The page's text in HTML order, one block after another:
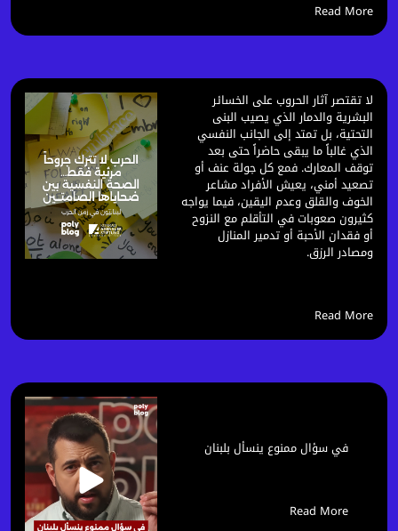
Read More
لا تقتصر آثار الحروب على الخسائر
البشرية والدمار الذي يصيب البنى
التحتية، بل تمتد إلى الجانب النفسي
الذي غالباً ما يبقى حاضراً حتى بعد
توقف المعارك. فمع كل جولة عنف أو
تصعيد أمني، يعيش الأفراد مشاعر
الخوف والقلق وعدم اليقين، فيما يواجه
كثيرون صعوبات في التأقلم مع النزوح
أو فقدان الأحبة أو تدمير المنازل
ومصادر الرزق.
Read More
في سؤال ممنوع ينسأل بلبنان
Read More